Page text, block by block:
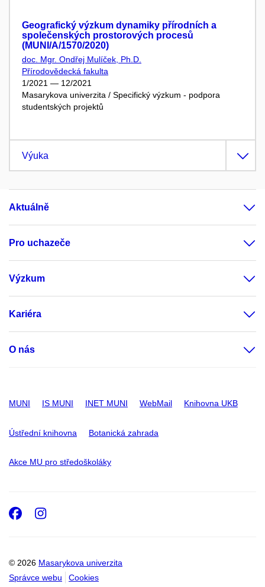
Geografický výzkum dynamiky přírodních a
společenských prostorových procesů
(MUNI/A/1570/2020)
doc. Mgr. Ondřej Mulíček, Ph.D.
Přírodovědecká fakulta
1/2021 — 12/2021
Masarykova univerzita / Specifický výzkum - podpora
studentských projektů
Výuka
Aktuálně
Pro uchazeče
Výzkum
Kariéra
O nás
MUNI IS MUNI INET MUNI WebMail Knihovna UKB
Ústřední knihovna Botanická zahrada
Akce MU pro středoškoláky
© 2026 Masarykova univerzita
Správce webu
Cookies
Facebook
Instagram